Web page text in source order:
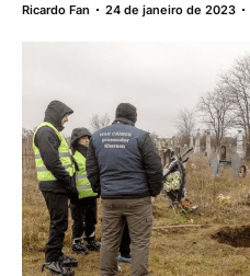
Ricardo Fan 24 de janeiro de 2023